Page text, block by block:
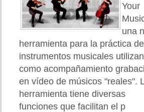
Your
una
herramienta para la práctica de
instrumentos musicales
como acompañamiento
en vídeo de músicos "reales".
herramienta tiene diversas
funciones que facilitan el p